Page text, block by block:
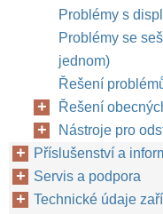
Problémy s
Problémy se
jednom)
Řešení
Řešení
Nástroje pro
Příslušenství a
Servis a podpora
Technické údaje